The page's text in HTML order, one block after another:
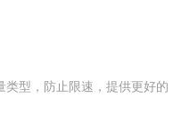
类型，防止限速，提供更好的